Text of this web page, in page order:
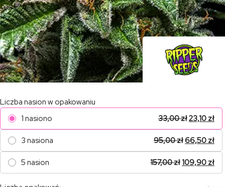
Liczba nasion w opakowaniu
1 nasiono
33,00zł23,10 zł
3 nasiona 95,00zł66,50 zł
5 nasion 157,00zł109,90 zł